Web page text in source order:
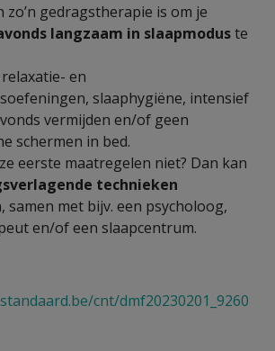
zo’n gedragstherapie is om je
langzaam in slaapmoduste
en
slaaphygiëne, intensief
vermijden en/of geen
schermen in bed.
eerste maatregelen niet? Dan kan
technieken
samen met bijv. een psycholoog,
en/of een slaapcentrum.
cnt/dmf20230201_9260